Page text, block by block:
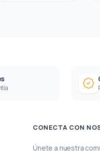
CONECTA CON
Únete a nuestra